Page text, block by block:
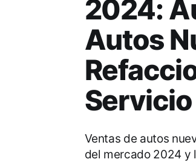
2024:
Autos
Servicio
Ventas de autos
del mercado 2024 y